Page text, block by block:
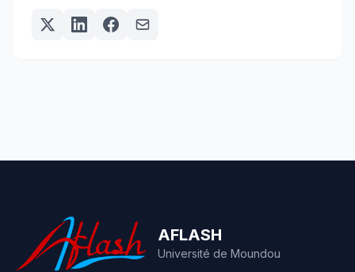
AFLASH
Université de Moundou